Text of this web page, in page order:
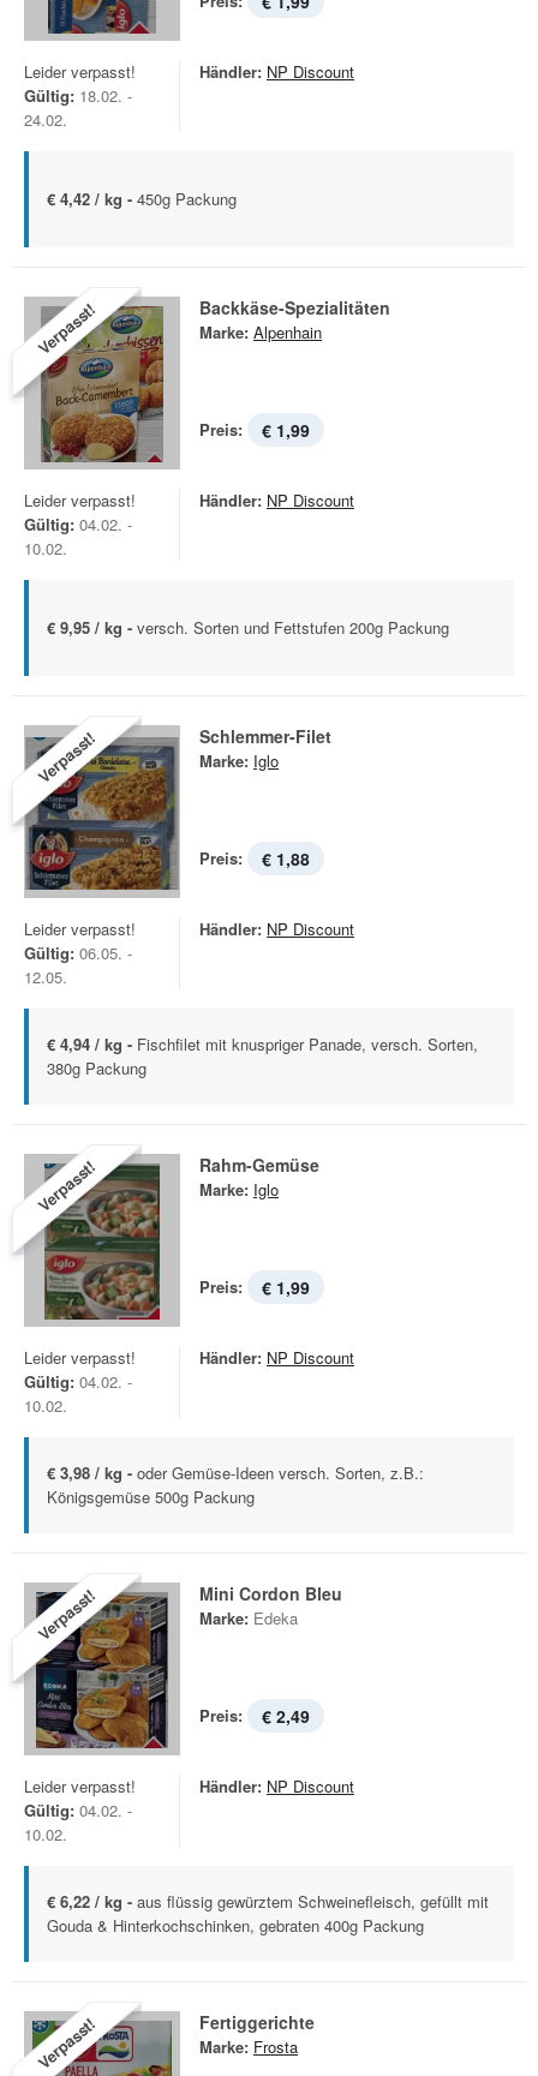
Leider verpasst!
Gültig: 18.02. -
24.02.
Händler: NP Discount
€ 4,42 / kg - 450g Packung
Verpasst! Backkäse-Spezialitäten
Marke: Alpenhain
Preis: € 1,99
Leider verpasst!
Gültig: 04.02. -
10.02.
Händler: NP Discount
€ 9,95 / kg - versch. Sorten und Fettstufen 200g Packung
Verpasst! Schlemmer-Filet
Marke: Iglo
Preis: € 1,88
Leider verpasst!
Gültig: 06.05. -
12.05.
Händler: NP Discount
€ 4,94 / kg - Fischfilet mit knuspriger Panade, versch. Sorten,
380g Packung
Verpasst! Rahm-Gemüse
Marke: Iglo
Preis: € 1,99
Leider verpasst!
Gültig: 04.02. -
10.02.
Händler: NP Discount
€ 3,98 / kg - oder Gemüse-Ideen versch. Sorten, z.B.:
Königsgemüse 500g Packung
Verpasst! Mini Cordon Bleu
Marke: Edeka
Preis: € 2,49
Leider verpasst!
Gültig: 04.02. -
10.02.
Händler: NP Discount
€ 6,22 / kg - aus flüssig gewürztem Schweinefleisch, gefüllt mit
Gouda & Hinterkochschinken, gebraten 400g Packung
Verpasst! Fertiggerichte
Marke: Frosta